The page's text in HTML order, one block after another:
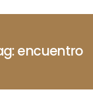
encuentro